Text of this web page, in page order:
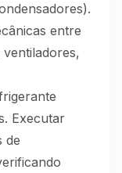
entre
Executar
de